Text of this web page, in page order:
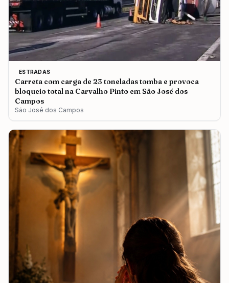
ESTRADAS
Carreta com carga de 23 toneladas tomba e provoca
bloqueio total na Carvalho Pinto em São José dos
Campos
São José dos Campos